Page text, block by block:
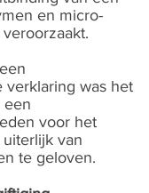
en micro-
verklaring was het
een
voor het
van
te geloven.